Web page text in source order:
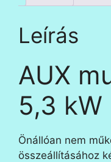
Leírás
AUX
5,3 kW
Önállóan nem
összeállításához